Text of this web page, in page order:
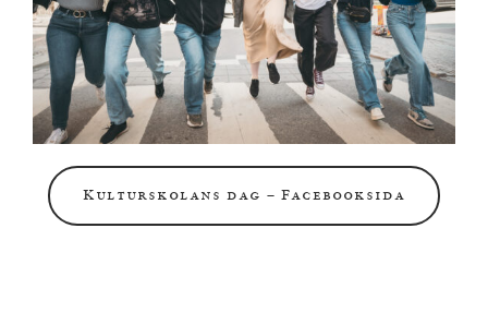
Kulturskolans dag – Facebooksida